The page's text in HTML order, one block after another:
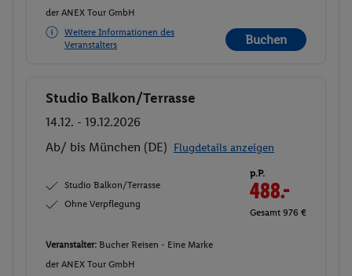
der ANEX Tour GmbH
Weitere Informationen des
Veranstalters
Buchen
Buchen
Studio Balkon/Terrasse
14.12. - 19.12.2026
Ab/ bis München (DE) Flugdetails anzeigen
Studio Balkon/Terrasse
Ohne Verpflegung
p.P.
488.-
Gesamt 976 €
Veranstalter: Bucher Reisen - Eine Marke
der ANEX Tour GmbH